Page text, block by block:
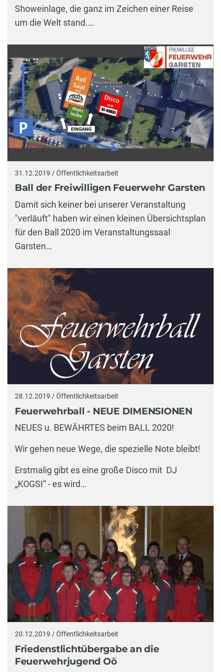
Showeinlage, die ganz im Zeichen einer Reise
um die Welt stand.…
31.12.2019 / Öffentlichkeitsarbeit
Ball der Freiwilligen Feuerwehr Garsten
Damit sich keiner bei unserer Veranstaltung
"verläuft" haben wir einen kleinen Übersichtsplan
für den Ball 2020 im Veranstaltungssaal
Garsten…
28.12.2019 / Öffentlichkeitsarbeit
Feuerwehrball - NEUE DIMENSIONEN
NEUES u. BEWÄHRTES beim BALL 2020!
Wir gehen neue Wege, die spezielle Note bleibt!
Erstmalig gibt es eine große Disco mit DJ
„KOGSI“ - es wird…
20.12.2019 / Öffentlichkeitsarbeit
Friedenstlichtübergabe an die
Feuerwehrjugend Oö